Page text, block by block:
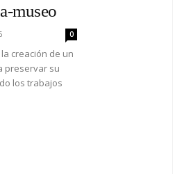
museo
0
creación de un
preservar su
los trabajos